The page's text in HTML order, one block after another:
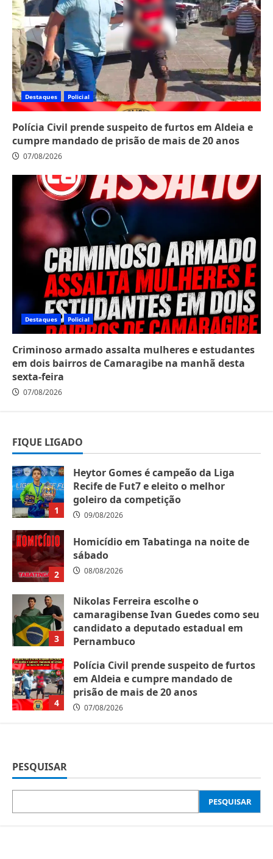
Destaques Policial
Polícia Civil prende suspeito de furtos em Aldeia e
cumpre mandado de prisão de mais de 20 anos
07/08/2026
Destaques Policial
Criminoso armado assalta mulheres e estudantes
em dois bairros de Camaragibe na manhã desta
sexta-feira
07/08/2026
FIQUE LIGADO
1
Heytor Gomes é campeão da Liga
Recife de Fut7 e eleito o melhor
goleiro da competição
09/08/2026
2
Homicídio em Tabatinga na noite de
sábado
08/08/2026
3
Nikolas Ferreira escolhe o
camaragibense Ivan Guedes como seu
candidato a deputado estadual em
Pernambuco
4
Polícia Civil prende suspeito de furtos
em Aldeia e cumpre mandado de
prisão de mais de 20 anos
07/08/2026
PESQUISAR
PESQUISAR